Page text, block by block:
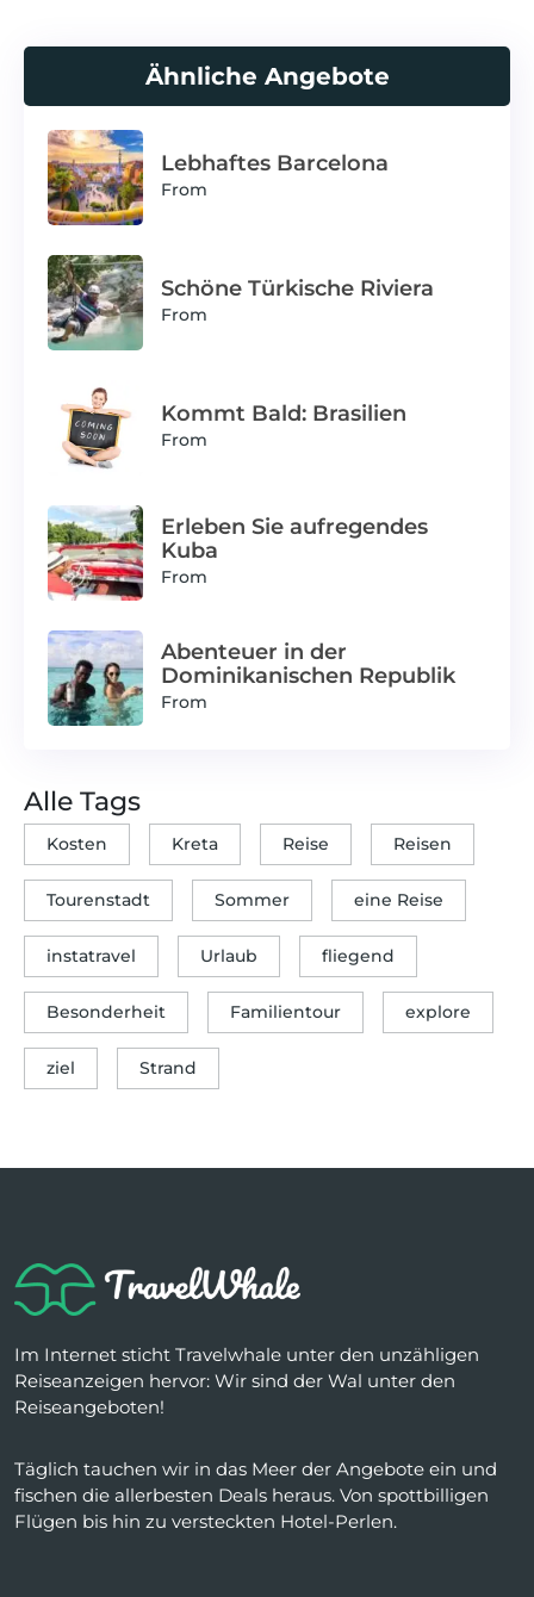
Ähnliche Angebote
Lebhaftes Barcelona
From
Schöne Türkische Riviera
From
Kommt Bald: Brasilien
From
Erleben Sie aufregendes
Kuba
From
Abenteuer in der
Dominikanischen Republik
From
Alle Tags
Kosten Kreta Reise Reisen
Tourenstadt Sommer eine Reise
instatravel Urlaub fliegend
Besonderheit Familientour explore
ziel Strand
Im Internet sticht Travelwhale unter den unzähligen
Reiseanzeigen hervor: Wir sind der Wal unter den
Reiseangeboten!
Täglich tauchen wir in das Meer der Angebote ein und
fischen die allerbesten Deals heraus. Von spottbilligen
Flügen bis hin zu versteckten Hotel-Perlen.